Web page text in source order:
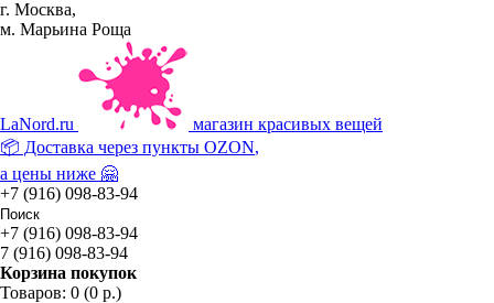
г. Москва,
м. Марьина Роща
LaNord.ru
магазин красивых вещей
📦 Доставка через пункты OZON,
а цены ниже 🤗
+7 (916) 098-83-94
+7 (916) 098-83-94
7 (916) 098-83-94
Корзина покупок
Товаров: 0 (0 р.)